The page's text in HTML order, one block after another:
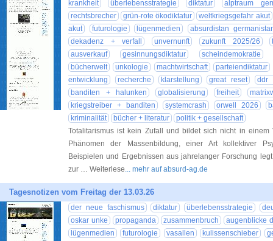
krankheit überlebensstrategie diktatur
alptraum
rechtsbrecher
grün-rote ökodiktatur
weltkriegsgefahr akut
akut
futurologie lügenmedien
absurdistan
dekadenz + verfall
unvernunft zukunft 2025/26
ausverkauf
gesinnungsdiktatur
scheindemokratie
bücherwelt
unkologie machtwirtschaft
parteiendiktatur
entwicklung
recherche klarstellung great reset
ddr
banditen + halunken
globalisierung freiheit
kriegstreiber + banditen
systemcrash orwell 2026
kriminalität
bücher + literatur
politik + gesellschaft
Totalitarismus ist kein Zufall und bildet sich nicht in
Phänomen der Massenbildung, einer Art kollektiver
Beispielen und Ergebnissen aus jahrelanger Forschung
zur … Weiterlese... mehr auf absurd-ag.de
Tagesnotizen vom Freitag der 13.03.26
der neue faschismus diktatur überlebensstrategie
oskar unke
propaganda zusammenbruch
augenblicke
lügenmedien
futurologie vasallen kulissenschieber